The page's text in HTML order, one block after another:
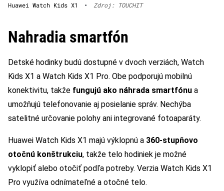
Huawei Watch Kids X1 • Zdroj: TOUCHIT
Nahradia smartfón
Detské hodinky budú dostupné v dvoch verziách, Watch
Kids X1 a Watch Kids X1 Pro. Obe podporujú mobilnú
konektivitu, takže fungujú ako náhrada smartfónu a
umožňujú telefonovanie aj posielanie správ. Nechýba
satelitné určovanie polohy ani integrované fotoaparáty.
Huawei Watch Kids X1 majú výklopnú a 360-stupňovo
otočnú konštrukciu, takže telo hodiniek je možné
vyklopiť alebo otočiť podľa potreby. Verzia Watch Kids X1
Pro využíva odnímateľné a otočné telo.